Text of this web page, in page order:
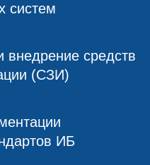
систем
внедрение средств
(СЗИ)
ИБ